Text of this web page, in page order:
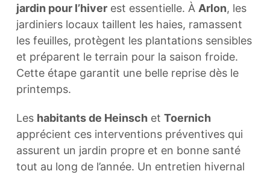
jardin pour l’hiverest essentielle. À Arlon, les
jardiniers locaux taillent les haies, ramassent
les feuilles, protègent les plantations sensibles
et préparent le terrain pour la saison froide.
Cette étape garantit une belle reprise dès le
printemps.
Les habitants de Heinschet Toernich
apprécient ces interventions préventives qui
assurent un jardin propre et en bonne santé
tout au long de l’année. Un entretien hivernal